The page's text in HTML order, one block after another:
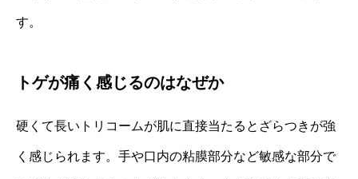
す。
トゲが痛く感じるのはなぜか
硬くて長いトリコームが肌に直接当たるとざらつきが強
く感じられます。手や口内の粘膜部分など敏感な部分で